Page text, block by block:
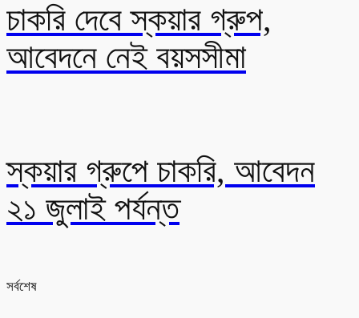
চাকরি দেবে স্কয়ার গ্রুপ,
আবেদনে নেই বয়সসীমা
স্কয়ার গ্রুপে চাকরি, আবেদন
২১ জুলাই পর্যন্ত
সর্বশেষ